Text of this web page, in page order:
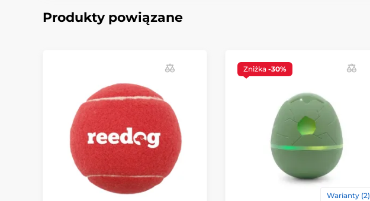
Produkty powiązane
Zniżka -30%
Warianty (2)